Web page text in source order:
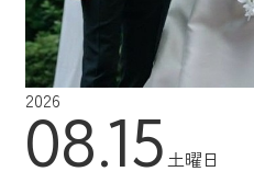
2026
08.15 土曜日